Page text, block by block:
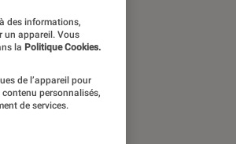
des informations,
un appareil. Vous
la Politique Cookies.
de l’appareil pour
personnalisés,
de services.